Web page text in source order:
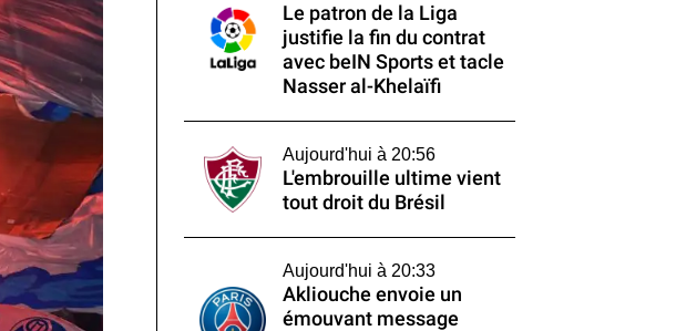
Le patron de la Liga
justifie la fin du contrat
avec beIN Sports et tacle
Nasser al-Khelaïfi
Aujourd'hui à 20:56
L'embrouille ultime vient
tout droit du Brésil
Aujourd'hui à 20:33
Akliouche envoie un
émouvant message